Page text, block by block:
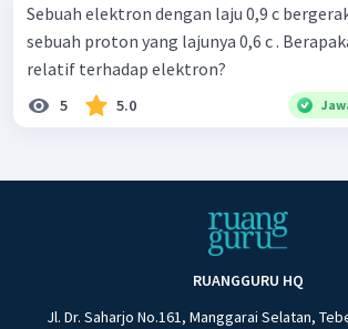
Sebuah elektron dengan laju 0,9 c
sebuah proton yang lajunya 0,6 c .
relatif terhadap elektron?
5 5.0
RUANGGURU HQ
Jl. Dr. Saharjo No.161, Manggarai Selatan,